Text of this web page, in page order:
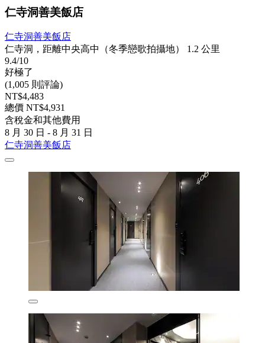
仁寺洞善美飯店
仁寺洞善美飯店
仁寺洞，距離中央高中（冬季戀歌拍攝地） 1.2 公里
9.4/10
好極了
(1,005 則評論)
NT$4,483
總價 NT$4,931
含稅金和其他費用
8 月 30 日 - 8 月 31 日
仁寺洞善美飯店